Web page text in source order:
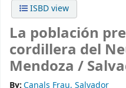
ISBD view
La población
cordillera del
Mendoza /
By:Canals Frau, Salvador